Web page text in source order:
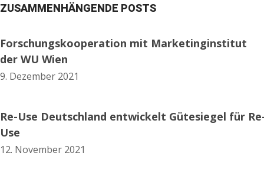
ZUSAMMENHÄNGENDE POSTS
Forschungskooperation mit Marketinginstitut
der WU Wien
9. Dezember 2021
Re-Use Deutschland entwickelt Gütesiegel für
Use
12. November 2021